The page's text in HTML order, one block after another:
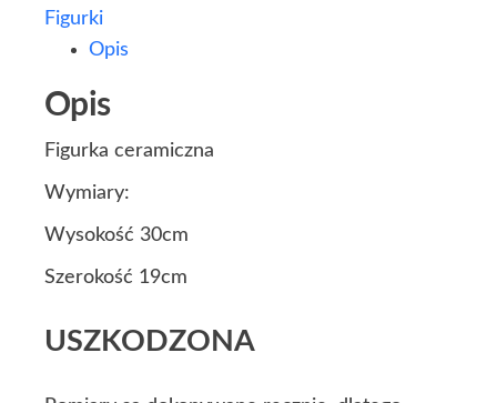
Figurki
Opis
Opis
Figurka ceramiczna
Wymiary:
Wysokość 30cm
Szerokość 19cm
USZKODZONA